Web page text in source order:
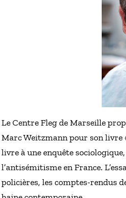
Le Centre Fleg de Marseille
Marc Weitzmann pour son livre
livre à une enquête
l’antisémitisme en France.
policières, les comptes-rendus